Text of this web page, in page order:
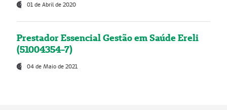
01 de Abril de 2020
Prestador Essencial Gestão em Saúde Ereli
(51004354-7)
04 de Maio de 2021